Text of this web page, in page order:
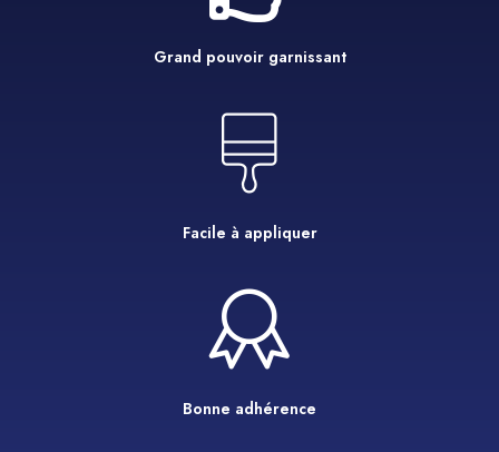
Grand pouvoir garnissant
Facile à appliquer
Bonne adhérence